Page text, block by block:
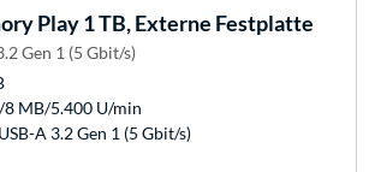
Play 1 TB, Externe Festplatte
Gen 1 (5 Gbit/s)
MB/5.400 U/min
A 3.2 Gen 1 (5 Gbit/s)